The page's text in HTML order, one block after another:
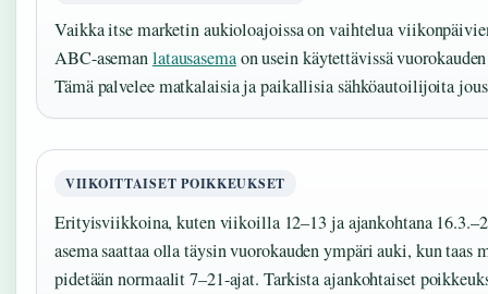
Vaikka itse marketin aukioloajoissa on vaihtelua
ABC-asemanlatausasemaon usein käytettävissä
Tämä palvelee matkalaisia ja paikallisia sähköautoilijoita
VIIKOITTAISET POIKKEUKSET
Erityisviikkoina, kuten viikoilla 12–13 ja ajankohtana
asema saattaa olla täysin vuorokauden ympäri auki, kun taas
pidetään normaalit 7–21-ajat. Tarkista ajankohtaiset